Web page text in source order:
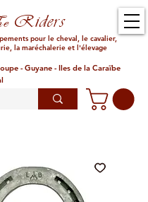
Riders
pour le cheval, le cavalier,
la maréchalerie et l'élevage
- Guyane - Iles de la Caraïbe